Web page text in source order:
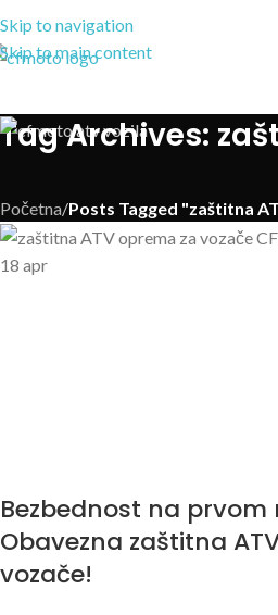
Skip to navigation
Skip to main content
Tag Archives:
Početna/Posts Tagged "zaštitna
18 apr
Bezbednost na prvom
Obavezna zaštitna
vozače!